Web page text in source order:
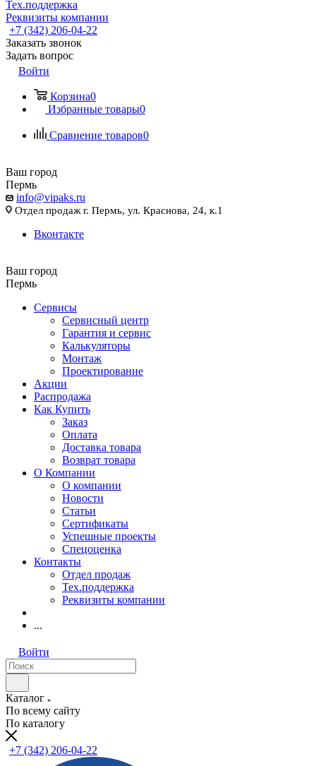
Тех.поддержка
Реквизиты компании
+7 (342) 206-04-22
Заказать звонок
Задать вопрос
Войти
Корзина0
Избранные товары0
Сравнение товаров0
Ваш город
Пермь
info@vipaks.ru
Отдел продаж г. Пермь, ул. Краснова, 24, к.1
Вконтакте
Ваш город
Пермь
Сервисы
Сервисный центр
Гарантия и сервис
Калькуляторы
Монтаж
Проектирование
Акции
Распродажа
Как Купить
Заказ
Оплата
Доставка товара
Возврат товара
О Компании
О компании
Новости
Статьи
Сертификаты
Успешные проекты
Спецоценка
Контакты
Отдел продаж
Тех.поддержка
Реквизиты компании
...
Войти
Каталог
По всему сайту
По каталогу
+7 (342) 206-04-22